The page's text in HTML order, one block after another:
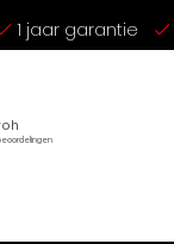
1 jaar garantie